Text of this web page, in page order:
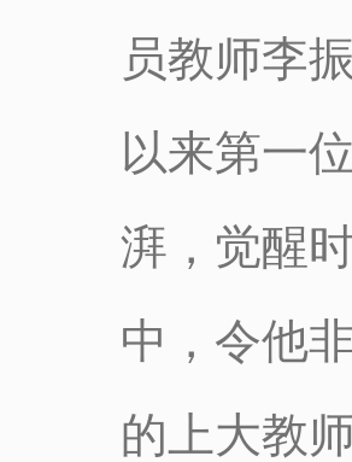
员教师李
以来第一
湃，觉醒
中，令他
的上大教